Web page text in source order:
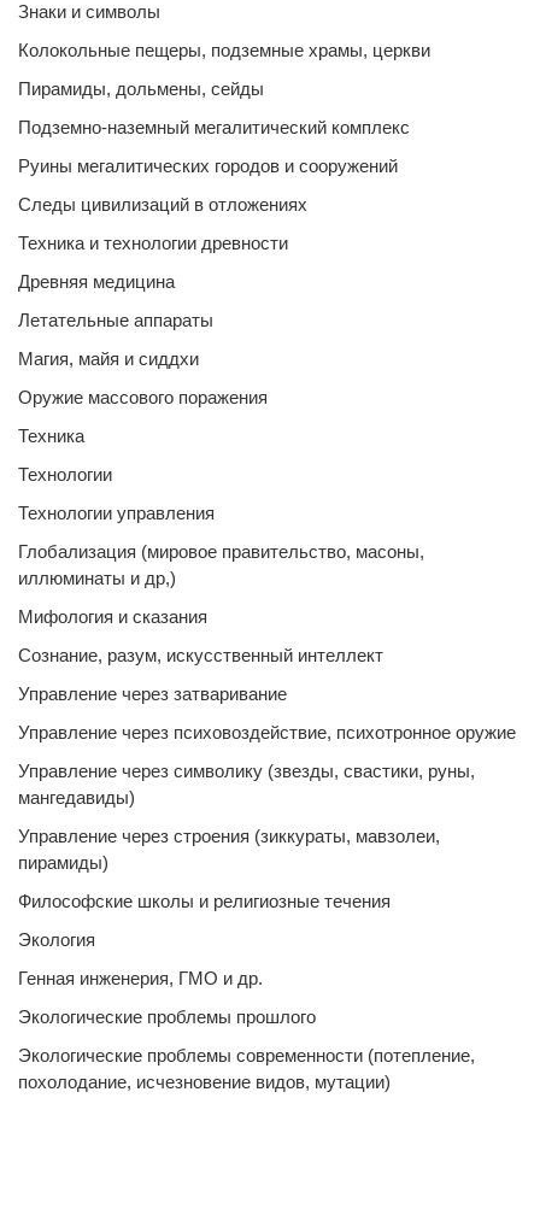
Знаки и символы
Колокольные пещеры, подземные храмы, церкви
Пирамиды, дольмены, сейды
Подземно-наземный мегалитический комплекс
Руины мегалитических городов и сооружений
Следы цивилизаций в отложениях
Техника и технологии древности
Древняя медицина
Летательные аппараты
Магия, майя и сиддхи
Оружие массового поражения
Техника
Технологии
Технологии управления
Глобализация (мировое правительство, масоны,
иллюминаты и др,)
Мифология и сказания
Сознание, разум, искусственный интеллект
Управление через затваривание
Управление через психовоздействие, психотронное оружие
Управление через символику (звезды, свастики, руны,
мангедавиды)
Управление через строения (зиккураты, мавзолеи,
пирамиды)
Философские школы и религиозные течения
Экология
Генная инженерия, ГМО и др.
Экологические проблемы прошлого
Экологические проблемы современности (потепление,
похолодание, исчезновение видов, мутации)